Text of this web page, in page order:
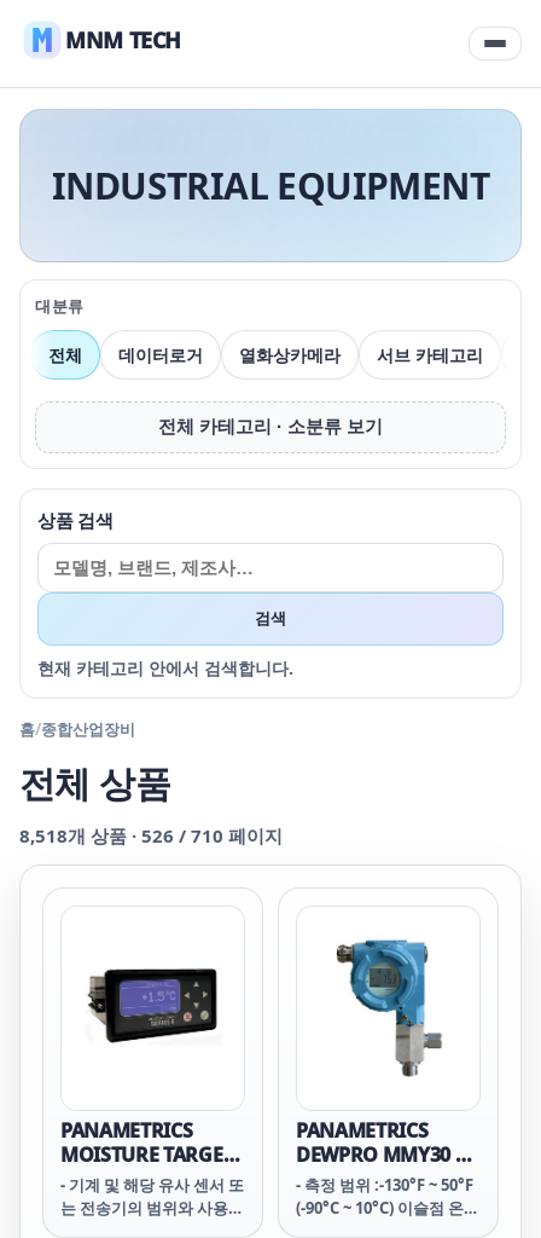
MNM TECH
INDUSTRIAL EQUIPMENT
대분류
전체 데이터로거 열화상카메라 서브 카테고리
전체 카테고리 · 소분류 보기
상품 검색
검색
현재 카테고리 안에서 검색합니다.
홈/종합산업장비
전체 상품
8,518개 상품 · 526 / 710 페이지
PANAMETRICS
MOISTURE TARGET
SERIES 6 MTS6 수분
분석기
- 기계 및 해당 유사 센서 또
는 전송기의 범위와 사용자
PANAMETRICS
DEWPRO MMY30 노
점 트랜스미터
- 측정 범위 :-130°F ~ 50°F
(-90°C ~ 10°C) 이슬점 온